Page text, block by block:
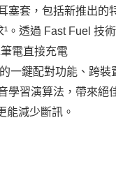
套，包括新推出的
透過 Fast Fuel 技
電直接充電
一鍵配對功能、跨
學習演算法，帶來絕
能減少斷訊。